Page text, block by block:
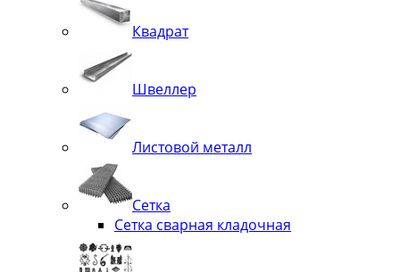
Квадрат
Швеллер
Листовой металл
Сетка
Сетка сварная кладочная